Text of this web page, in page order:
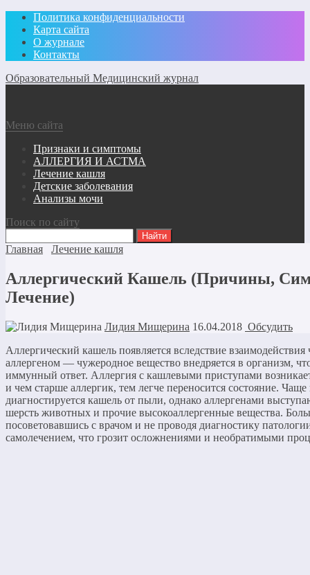
Политика конфиденциальности
Карта сайта
О журнале
Контакты
Образовательный Медицинский журнал
Меню сайта
Признаки и симптомы
АЛЛЕРГИЯ И АСТМА
Лечение кашля
Детские заболевания
Анализы мочи
Поиск по сайту
Главная Лечение кашля
Аллергический Кашель (Причины,
Лечение)
Лидия Мищерина 16.04.2018 Обсудить
Аллергический кашель появляется вследствие взаимодействия
аллергеном — чужеродное вещество внедряется в организм,
иммунный ответ. Аллергия с кашлевыми приступами
и чем старше аллергик, тем легче переносится состояние. Чаще
диагностируется кашель от пыли, однако аллергенами
шерсть животных и прочие высокоаллергенные вещества.
посоветовавшись с врачом и не проводя диагностику
самолечением, что грозит осложнениями и необратимыми